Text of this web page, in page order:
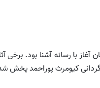
آغاز با رسانه آشنا بود.
کیومرث پوراحمد پخش